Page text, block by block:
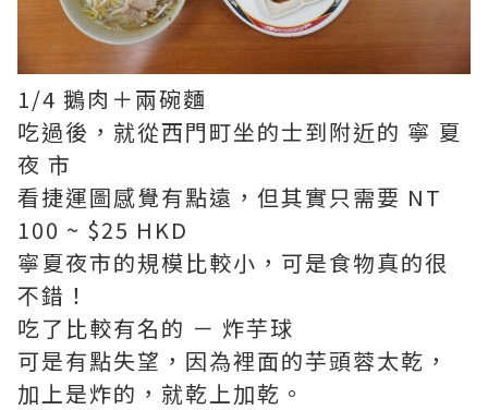
1/4 鵝肉＋兩碗麵
吃過後，就從西門町坐的士到附近的 寧 夏
夜 市
看捷運圖感覺有點遠，但其實只需要 NT
100 ~ $25 HKD
寧夏夜市的規模比較小，可是食物真的很
不錯！
吃了比較有名的 － 炸芋球
可是有點失望，因為裡面的芋頭蓉太乾，
加上是炸的，就乾上加乾。